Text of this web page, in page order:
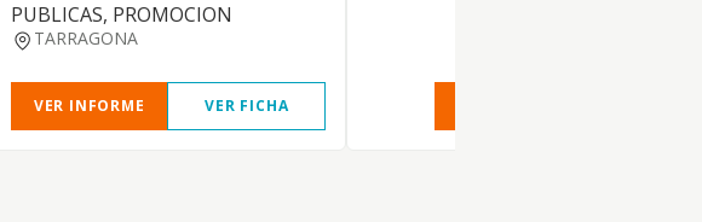
PUBLICAS, PROMOCION
TARRAGONA
VER INFORME VER FICHA